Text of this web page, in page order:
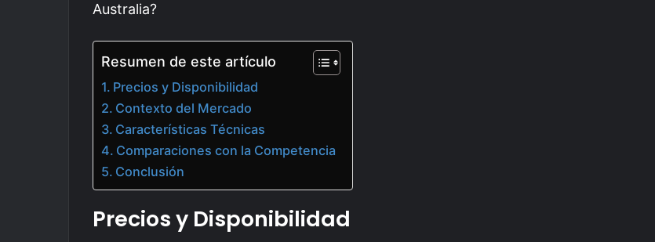
Australia?
Resumen de este artículo
Precios y Disponibilidad
Contexto del Mercado
Características Técnicas
Comparaciones con la Competencia
Conclusión
Precios y Disponibilidad